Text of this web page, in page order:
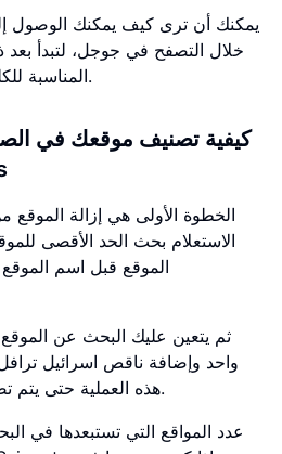
يمكنك أن ترى كيف يمكنك الوصول
خلال التصفح في جوجل، لتبدأ
المناسبة للكلمات الرئيسية المناسبة.
كيفية تصنيف موقعك في
الخطوة الأولى هي إزالة الموقع
الاستعلام بحث الحد الأقصى
الموقع قبل اسم
ثم يتعين عليك البحث عن
واحد وإضافة ناقص اسرائيل
هذه العملية حتى يتم تصنيف موقعك رقم واحد.
عدد المواقع التي تستبعدها في